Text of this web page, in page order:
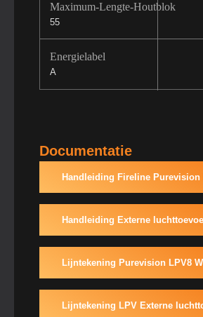
Maximum-Lengte-Houtblok
55
Energielabel
A
Documentatie
Handleiding Fireline Purevision
Handleiding Externe
Lijntekening Purevision LPV8
Lijntekening LPV Externe